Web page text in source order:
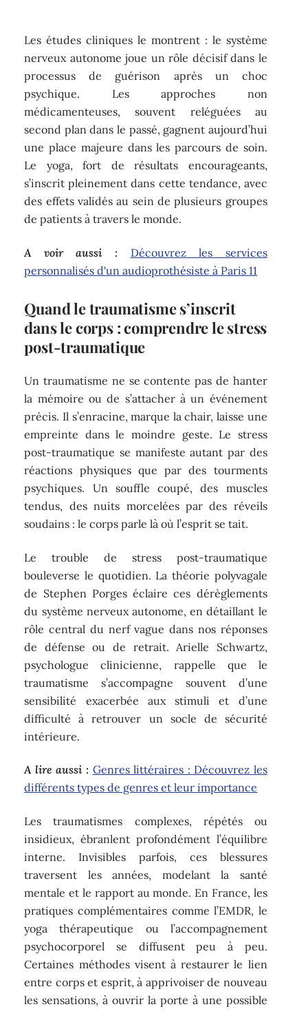
Les études cliniques le montrent : le système
nerveux autonome joue un rôle décisif dans le
processus de guérison après un choc
psychique. Les approches non
médicamenteuses, souvent reléguées au
second plan dans le passé, gagnent aujourd’hui
une place majeure dans les parcours de soin.
Le yoga, fort de résultats encourageants,
s’inscrit pleinement dans cette tendance, avec
des effets validés au sein de plusieurs groupes
de patients à travers le monde.
A voir aussi :
Découvrez les services
personnalisés d'un audioprothésiste à Paris 11
Quand le traumatisme s’inscrit
dans le corps : comprendre le stress
post-traumatique
Un traumatisme ne se contente pas de hanter
la mémoire ou de s’attacher à un événement
précis. Il s’enracine, marque la chair, laisse une
empreinte dans le moindre geste. Le stress
post-traumatique se manifeste autant par des
réactions physiques que par des tourments
psychiques. Un souffle coupé, des muscles
tendus, des nuits morcelées par des réveils
soudains : le corps parle là où l’esprit se tait.
Le trouble de stress post-traumatique
bouleverse le quotidien. La théorie polyvagale
de Stephen Porges éclaire ces dérèglements
du système nerveux autonome, en détaillant le
rôle central du nerf vague dans nos réponses
de défense ou de retrait. Arielle Schwartz,
psychologue clinicienne, rappelle que le
traumatisme s’accompagne souvent d’une
sensibilité exacerbée aux stimuli et d’une
difficulté à retrouver un socle de sécurité
intérieure.
A lire aussi : Genres littéraires : Découvrez les
différents types de genres et leur importance
Les traumatismes complexes, répétés ou
insidieux, ébranlent profondément l’équilibre
interne. Invisibles parfois, ces blessures
traversent les années, modelant la santé
mentale et le rapport au monde. En France, les
pratiques complémentaires comme l’EMDR, le
yoga thérapeutique ou l’accompagnement
psychocorporel se diffusent peu à peu.
Certaines méthodes visent à restaurer le lien
entre corps et esprit, à apprivoiser de nouveau
les sensations, à ouvrir la porte à une possible